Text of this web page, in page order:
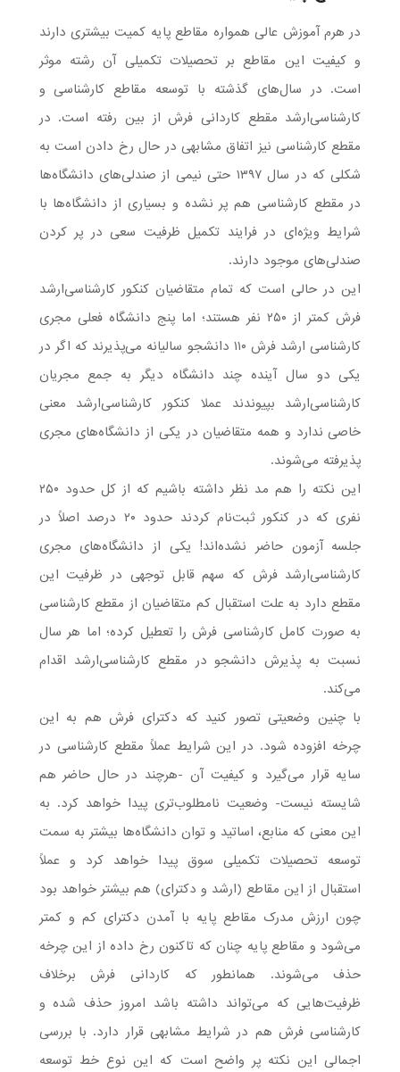
در هرم آموزش عالی همواره مقاطع پایه کمیت بیشتری دارند
و کیفیت این مقاطع بر تحصیلات تکمیلی آن رشته موثر
است. در سال‌های گذشته با توسعه مقاطع کارشناسی و
کارشناسی‌ارشد مقطع کاردانی فرش از بین رفته است. در
مقطع کارشناسی نیز اتفاق مشابهی در حال رخ دادن است به
شکلی که در سال ۱۳۹۷ حتی نیمی از صندلی‌های دانشگاه‌ها
در مقطع کارشناسی هم پر نشده و بسیاری از دانشگاه‌ها با
شرایط ویژه‌ای در فرایند تکمیل ظرفیت سعی در پر کردن
صندلی‌های موجود دارند.
این در حالی است که تمام متقاضیان کنکور کارشناسی‌ارشد
فرش کمتر از ۲۵۰ نفر هستند؛ اما پنج دانشگاه فعلی مجری
کارشناسی ارشد فرش ۱۱۰ دانشجو سالیانه می‌پذیرند که اگر در
یکی دو سال آینده چند دانشگاه دیگر به جمع مجریان
کارشناسی‌ارشد بپیوندند عملا کنکور کارشناسی‌ارشد معنی
خاصی ندارد و همه متقاضیان در یکی از دانشگاه‌های مجری
پذیرفته می‌شوند.
این نکته را هم مد نظر داشته باشیم که از کل حدود ۲۵۰
نفری که در کنکور ثبت‌نام کردند حدود ۲۰ درصد اصلاً در
جلسه آزمون حاضر نشده‌اند! یکی از دانشگاه‌های مجری
کارشناسی‌ارشد فرش که سهم قابل توجهی در ظرفیت این
مقطع دارد به علت استقبال کم متقاضیان از مقطع کارشناسی
به صورت کامل کارشناسی فرش را تعطیل کرده؛ اما هر سال
نسبت به پذیرش دانشجو در مقطع کارشناسی‌ارشد اقدام
می‌کند.
با چنین وضعیتی تصور کنید که دکترای فرش هم به این
چرخه افزوده شود. در این شرایط عملاً مقطع کارشناسی در
سایه قرار می‌گیرد و کیفیت آن -هرچند در حال حاضر هم
شایسته نیست- وضعیت نامطلوب‌تری پیدا خواهد کرد. به
این معنی که منابع، اساتید و توان دانشگاه‌ها بیشتر به سمت
توسعه تحصیلات تکمیلی سوق پیدا خواهد کرد و عملاً
استقبال از این مقاطع (ارشد و دکترای) هم بیشتر خواهد بود
چون ارزش مدرک مقاطع پایه با آمدن دکترای کم و کمتر
می‌شود و مقاطع پایه چنان که تاکنون رخ داده از این چرخه
حذف می‌شوند. همانطور که کاردانی فرش برخلاف
ظرفیت‌هایی که می‌تواند داشته باشد امروز حذف شده و
کارشناسی فرش هم در شرایط مشابهی قرار دارد. با بررسی
اجمالی این نکته پر واضح است که این نوع خط توسعه